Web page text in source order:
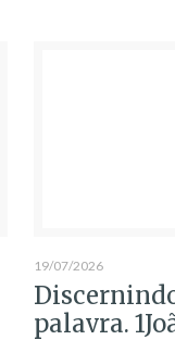
19/07/2026
palavra.